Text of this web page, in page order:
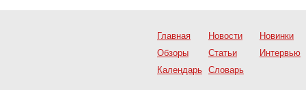
Главная Новости
Новинки
Обзоры
Статьи
Интервью
Календарь Словарь